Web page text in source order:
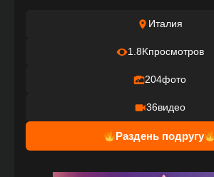
Италия
1.8Kпросмотров
204фото
36видео
Раздень подругу